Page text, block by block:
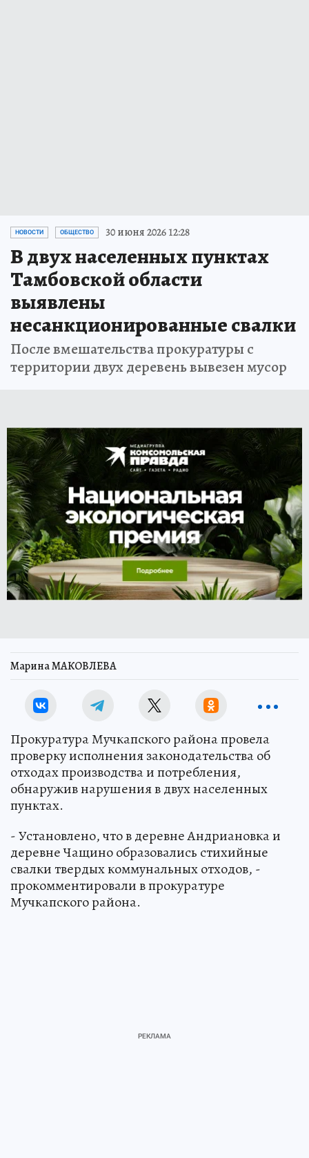
НОВОСТИ ОБЩЕСТВО 30 июня 2026 12:28
В двух населенных пунктах
Тамбовской области
выявлены
несанкционированные свалки
После вмешательства прокуратуры с
территории двух деревень вывезен мусор
Марина МАКОВЛЕВА
Прокуратура Мучкапского района провела
проверку исполнения законодательства об
отходах производства и потребления,
обнаружив нарушения в двух населенных
пунктах.
- Установлено, что в деревне Андриановка и
деревне Чащино образовались стихийные
свалки твердых коммунальных отходов, -
прокомментировали в прокуратуре
Мучкапского района.